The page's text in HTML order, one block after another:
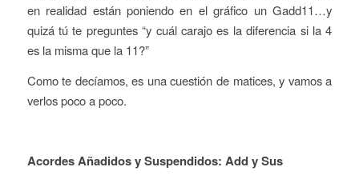
en realidad están poniendo en el gráfico un Gadd11…y
quizá tú te preguntes “y cuál carajo es la diferencia si la 4
es la misma que la 11?”
Como te decíamos, es una cuestión de matices, y vamos a
verlos poco a poco.
Acordes Añadidos y Suspendidos: Add y Sus